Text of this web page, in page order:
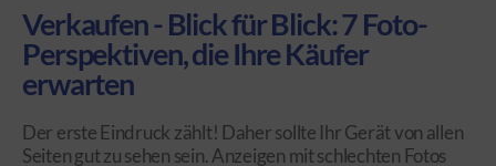
Verkaufen - Blick für Blick: 7 Foto-
Perspektiven, die Ihre Käufer
erwarten
Der erste Eindruck zählt! Daher sollte Ihr Gerät von allen
Seiten gut zu sehen sein. Anzeigen mit schlechten Fotos